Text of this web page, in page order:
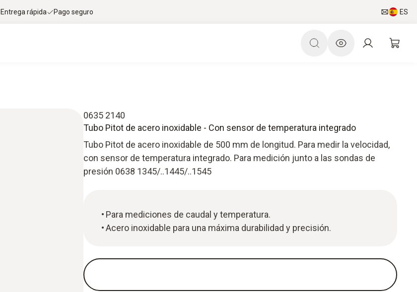
Entrega rápida Pago seguro ES
0635 2140
Tubo Pitot de acero inoxidable - Con sensor de temperatura integrado
Tubo Pitot de acero inoxidable de 500 mm de longitud. Para medir la velocidad,
con sensor de temperatura integrado. Para medición junto a las sondas de
presión 0638 1345/..1445/..1545
Para mediciones de caudal y temperatura.
Acero inoxidable para una máxima durabilidad y precisión.